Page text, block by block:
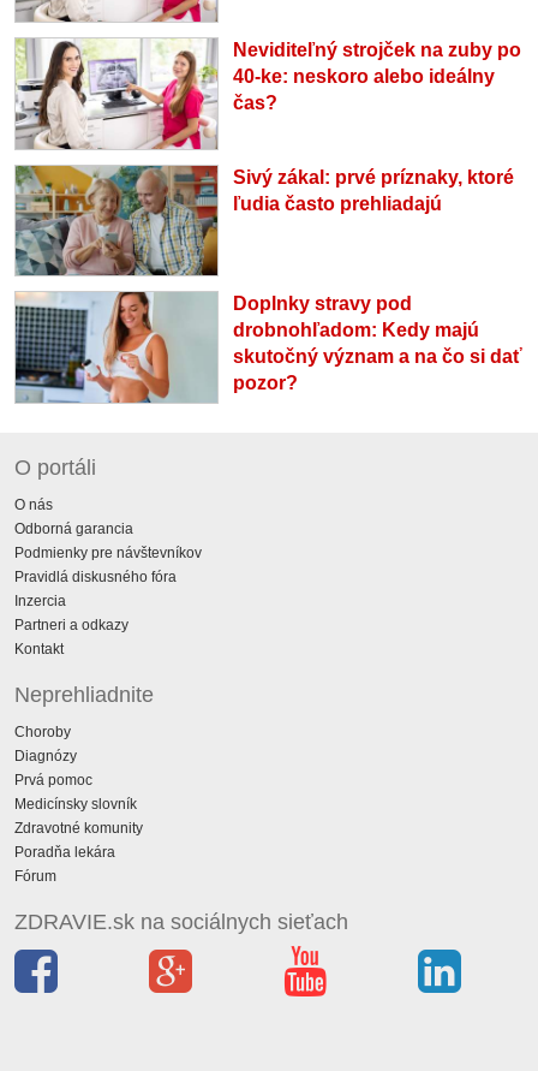
Neviditeľný strojček na zuby po
40-ke: neskoro alebo ideálny
čas?
Sivý zákal: prvé príznaky, ktoré
ľudia často prehliadajú
Doplnky stravy pod
drobnohľadom: Kedy majú
skutočný význam a na čo si dať
pozor?
O portáli
O nás
Odborná garancia
Podmienky pre návštevníkov
Pravidlá diskusného fóra
Inzercia
Partneri a odkazy
Kontakt
Neprehliadnite
Choroby
Diagnózy
Prvá pomoc
Medicínsky slovník
Zdravotné komunity
Poradňa lekára
Fórum
ZDRAVIE.sk na sociálnych sieťach